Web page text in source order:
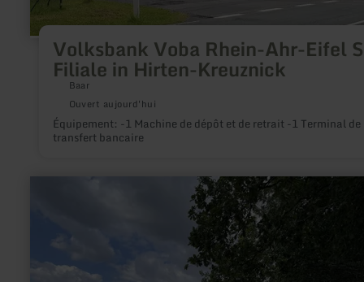
Volksbank Voba Rhein-Ahr-Eifel
Filiale in Hirten-Kreuznick
Baar
Ouvert aujourd'hui
Équipement: -1 Machine de dépôt et de retrait -1 Terminal de
transfert bancaire
Kreuznick